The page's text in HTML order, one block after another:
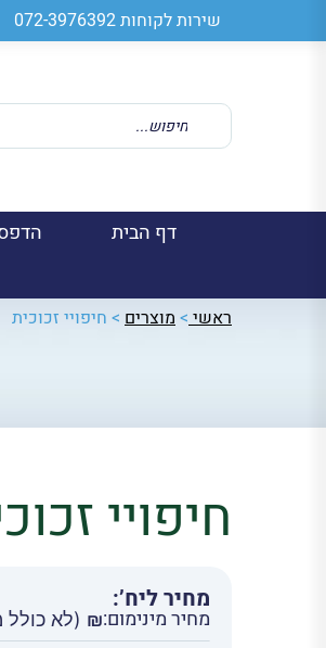
שירות לקוחות072-3976392
Products
search
דף הבית
ראשי > מוצרים > חיפויי זכוכית
חיפויי
מחיר ליח’:
מחיר מינימום:₪ (לא כולל